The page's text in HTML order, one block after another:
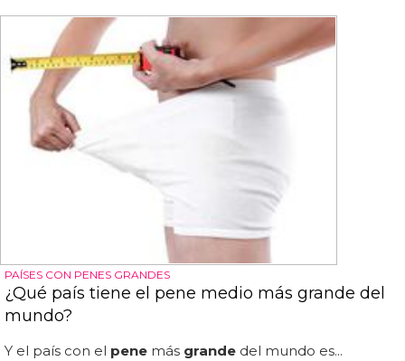
PAÍSES CON PENES GRANDES
¿Qué país tiene el pene medio más grande del
mundo?
Y el país con el pene más grande del mundo es...